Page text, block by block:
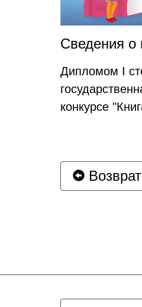
Сведения о
Дипломом I
конкурсе